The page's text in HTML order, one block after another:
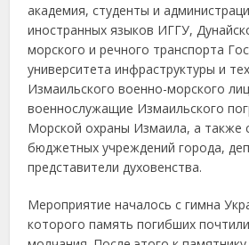
академия, студенты и
иностранных языков ИГГУ,
морского и речного транспорта
университета инфраструктуры и
Измаильского военно-морского
военнослужащие Измаильского
Морской охраны Измаила, а также
бюджетных учреждений города,
представители духовенства.
Мероприятие началось с гимна
которого память погибших